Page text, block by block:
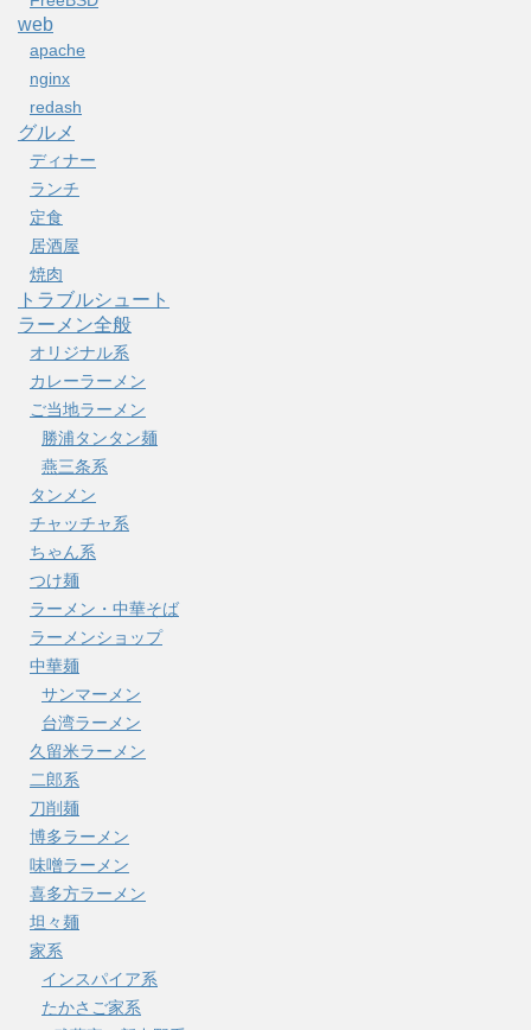
web
apache
nginx
redash
グルメ
ディナー
ランチ
定食
居酒屋
焼肉
トラブルシュート
ラーメン全般
オリジナル系
カレーラーメン
ご当地ラーメン
勝浦タンタン麺
燕三条系
タンメン
チャッチャ系
ちゃん系
つけ麺
ラーメン・中華そば
ラーメンショップ
中華麺
サンマーメン
台湾ラーメン
久留米ラーメン
二郎系
刀削麺
博多ラーメン
味噌ラーメン
喜多方ラーメン
坦々麺
家系
インスパイア系
たかさご家系